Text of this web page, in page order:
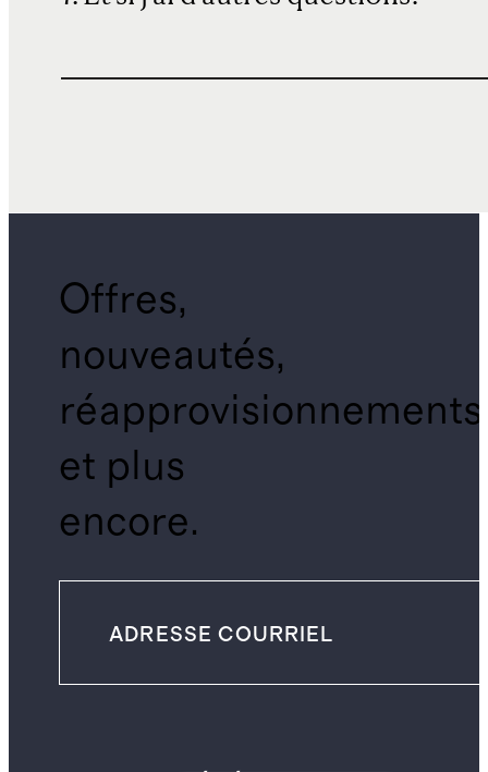
Offres,
nouveautés,
réapprovisionnements
et plus
encore.